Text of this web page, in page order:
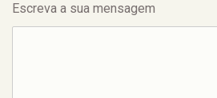
Escreva a sua mensagem